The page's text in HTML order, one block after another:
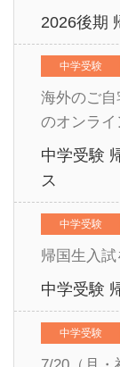
2026後期
中学受験
海外のご
のオンライ
中学受験
ス
中学受験
帰国生入
中学受験
中学受験